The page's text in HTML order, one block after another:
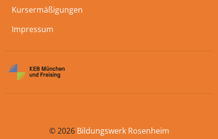
Kursermäßigungen
Impressum
© 2026 Bildungswerk Rosenheim